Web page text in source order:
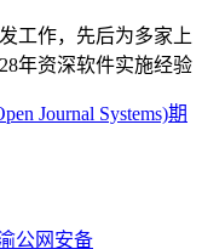
工作，先后为多家上
年资深软件实施经验
Journal Systems)期
公网安备